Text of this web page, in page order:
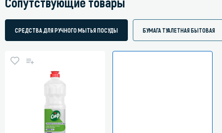
СРЕДСТВА ДЛЯ РУЧНОГО МЫТЬЯ ПОСУДЫ БУМАГА ТУАЛЕТНАЯ БЫТОВАЯ